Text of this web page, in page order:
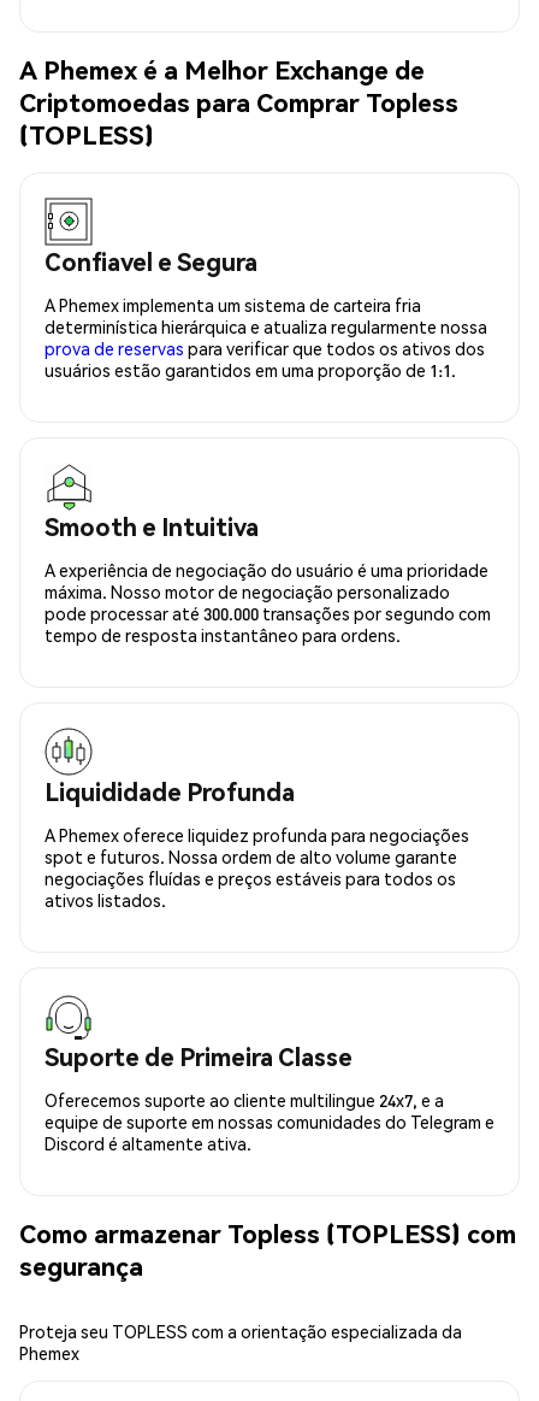
A Phemex é a Melhor Exchange de
Criptomoedas para Comprar Topless
(TOPLESS)
Confiavel e Segura
A Phemex implementa um sistema de carteira fria
determinística hierárquica e atualiza regularmente nossa
prova de reservas para verificar que todos os ativos dos
usuários estão garantidos em uma proporção de 1:1.
Smooth e Intuitiva
A experiência de negociação do usuário é uma prioridade
máxima. Nosso motor de negociação personalizado
pode processar até 300.000 transações por segundo com
tempo de resposta instantâneo para ordens.
Liquididade Profunda
A Phemex oferece liquidez profunda para negociações
spot e futuros. Nossa ordem de alto volume garante
negociações fluídas e preços estáveis para todos os
ativos listados.
Suporte de Primeira Classe
Oferecemos suporte ao cliente multilingue 24x7, e a
equipe de suporte em nossas comunidades do Telegram e
Discord é altamente ativa.
Como armazenar Topless (TOPLESS) com
segurança
Proteja seu TOPLESS com a orientação especializada da
Phemex